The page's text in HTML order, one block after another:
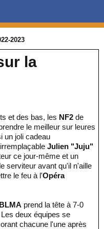
2023
la
et des bas, les NF2 de
le meilleur sur leures
un joli cadeau
Julien "Juju"
ce jour-même et un
serviteur avant qu'il n'aille
le feu à l'Opéra
BLMA prend la tête à 7-0
deux équipes se
chacune l'une après